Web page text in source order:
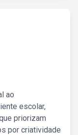
ao
escolar,
priorizam
por criatividade